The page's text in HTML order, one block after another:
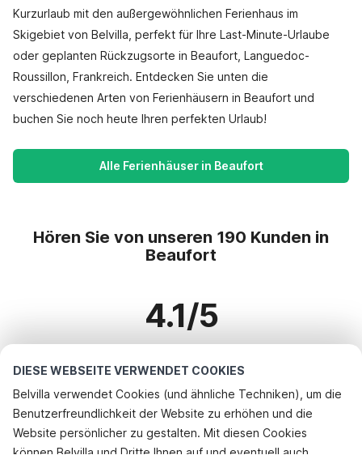
DIESE WEBSEITE VERWENDET COOKIES
Belvilla verwendet Cookies (und ähnliche Techniken), um die
Benutzerfreundlichkeit der Website zu erhöhen und die
Website persönlicher zu gestalten. Mit diesen Cookies
können Belvilla und Dritte Ihnen auf und eventuell auch
Kurzurlaub mit den außergewöhnlichen Ferienhaus im
Skigebiet von Belvilla, perfekt für Ihre Last-Minute-Urlaube
oder geplanten Rückzugsorte in Beaufort, Languedoc-
Roussillon, Frankreich. Entdecken Sie unten die
verschiedenen Arten von Ferienhäusern in Beaufort und
buchen Sie noch heute Ihren perfekten Urlaub!
Alle Ferienhäuser in Beaufort
Hören Sie von unseren 190 Kunden in
Beaufort
4.1/5
Beliebteste Reiseziele für Urlaub
Rufen Sie an, um zu buchen